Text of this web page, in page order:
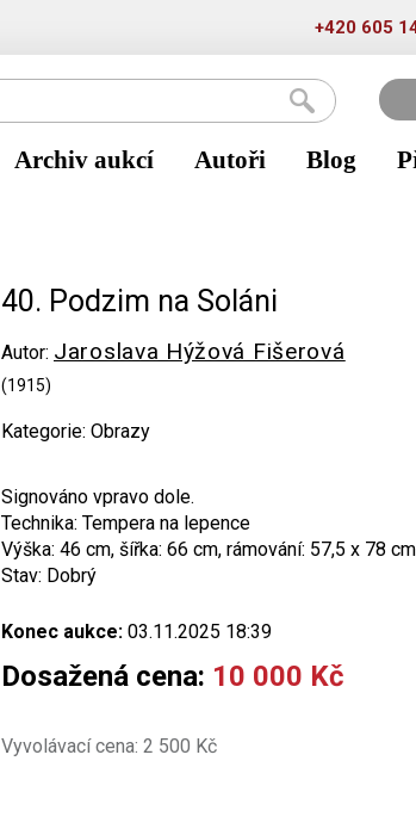
+420 605
Archiv aukcí Autoři Blog
40. Podzim na Soláni
Autor: Jaroslava Hýžová Fišerová
(1915)
Kategorie: Obrazy
Signováno vpravo dole.
Technika: Tempera na lepence
Výška: 46 cm, šířka: 66 cm, rámování: 57,5 x 78 cm
Stav: Dobrý
Konec aukce: 03.11.2025 18:39
Dosažená cena: 10 000 Kč
Vyvolávací cena: 2 500 Kč